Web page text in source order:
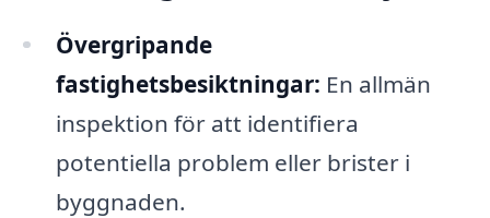
Övergripande
fastighetsbesiktningar: En allmän
inspektion för att identifiera
potentiella problem eller brister i
byggnaden.